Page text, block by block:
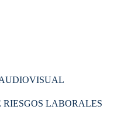
LABORALES